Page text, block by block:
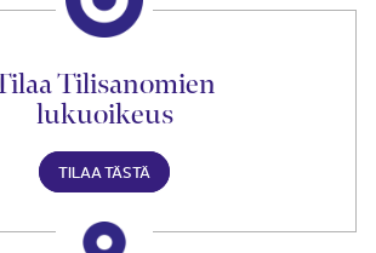
Tilisanomien
lukuoikeus
TILAA TÄSTÄ